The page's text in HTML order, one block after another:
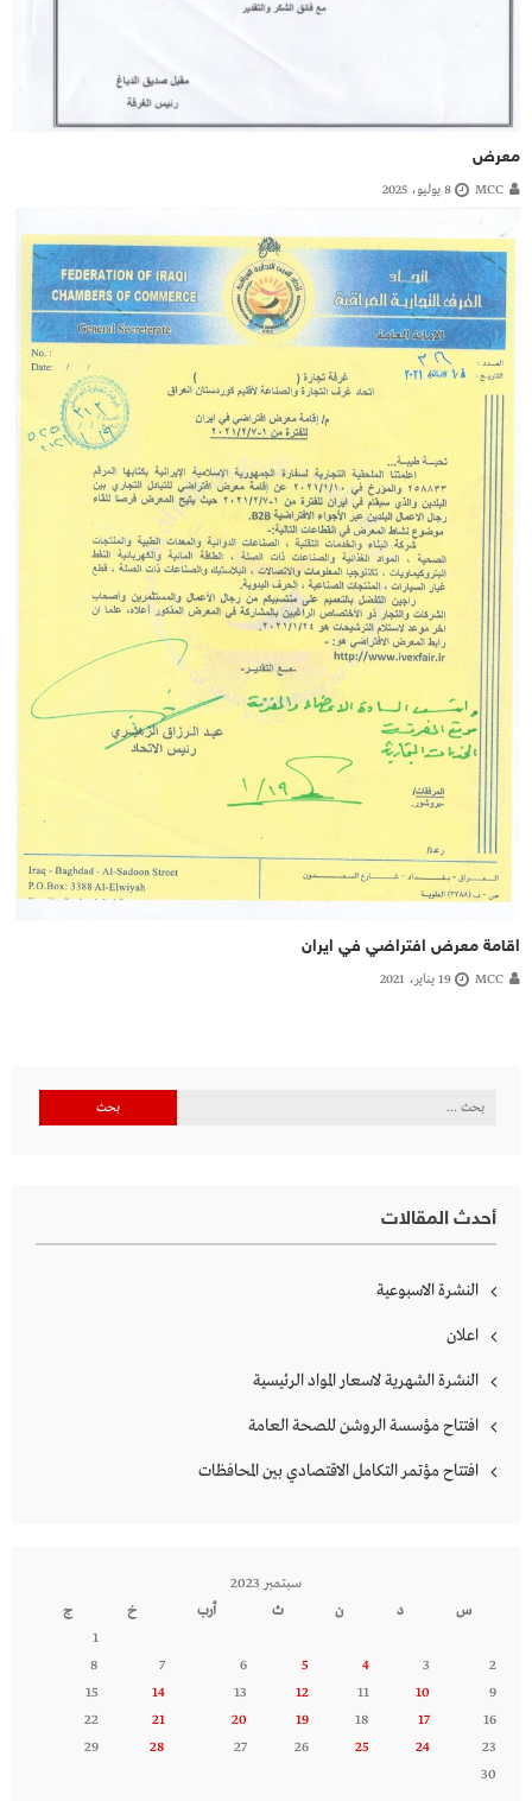
معرض
MCC 8 يوليو، 2025
اقامة معرض افتراضي في ايران
MCC 19 يناير، 2021
البحث
أحدث المقالات
النشرة الاسبوعية
اعلان
النشرة الشهرية لاسعار المواد الرئيسية
افتتاح مؤسسة الروشن للصحة العامة
افتتاح مؤتمر التكامل الاقتصادي بين المحافظات
سبتمبر 2023
س
د ن ث أرب خ
ج
1
2
3
4
5
6
7
8
9
10
11
12
13
14
15
16
17
18
19
20
21
22
23
24
25
26
27
28
29
30